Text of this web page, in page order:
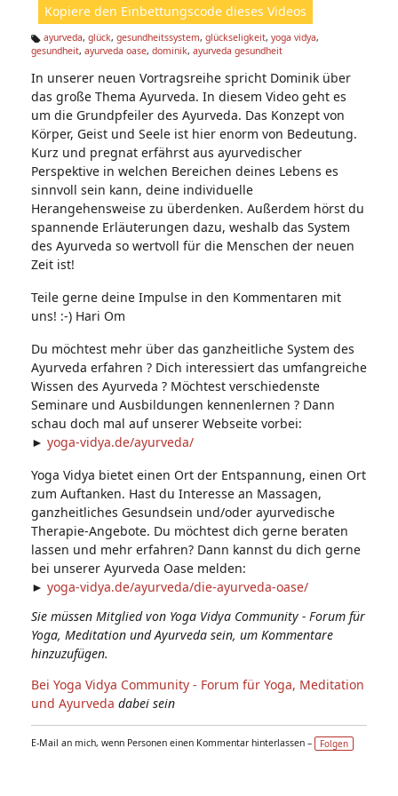
Kopiere den Einbettungscode dieses Videos
Ta
s:
ayurveda, glück, gesundheitssystem, glückseligkeit, yoga vidya,
gesundheit, ayurveda oase, dominik, ayurveda gesundheit
In unserer neuen Vortragsreihe spricht Dominik über
das große Thema Ayurveda. In diesem Video geht es
um die Grundpfeiler des Ayurveda. Das Konzept von
Körper, Geist und Seele ist hier enorm von Bedeutung.
Kurz und pregnat erfährst aus ayurvedischer
Perspektive in welchen Bereichen deines Lebens es
sinnvoll sein kann, deine individuelle
Herangehensweise zu überdenken. Außerdem hörst du
spannende Erläuterungen dazu, weshalb das System
des Ayurveda so wertvoll für die Menschen der neuen
Zeit ist!
Teile gerne deine Impulse in den Kommentaren mit
uns! :-) Hari Om
Du möchtest mehr über das ganzheitliche System des
Ayurveda erfahren ? Dich interessiert das umfangreiche
Wissen des Ayurveda ? Möchtest verschiedenste
Seminare und Ausbildungen kennenlernen ? Dann
schau doch mal auf unserer Webseite vorbei:
► yoga-vidya.de/ayurveda/
Yoga Vidya bietet einen Ort der Entspannung, einen Ort
zum Auftanken. Hast du Interesse an Massagen,
ganzheitliches Gesundsein und/oder ayurvedische
Therapie-Angebote. Du möchtest dich gerne beraten
lassen und mehr erfahren? Dann kannst du dich gerne
bei unserer Ayurveda Oase melden:
► yoga-vidya.de/ayurveda/die-ayurveda-oase/
Sie müssen Mitglied von Yoga Vidya Community - Forum für
Yoga, Meditation und Ayurveda sein, um Kommentare
hinzuzufügen.
Bei Yoga Vidya Community - Forum für Yoga, Meditation
und Ayurveda dabei sein
E-Mail an mich, wenn Personen einen Kommentar hinterlassen – Folgen